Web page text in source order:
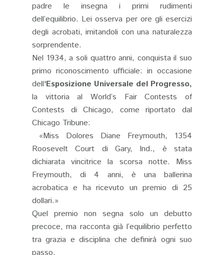
padre le insegna i primi rudimenti
dell’equilibrio. Lei osserva per ore gli esercizi
degli acrobati, imitandoli con una naturalezza
sorprendente.
Nel 1934, a soli quattro anni, conquista il suo
primo riconoscimento ufficiale: in occasione
dell'Esposizione Universale del Progresso,
la vittoria al World’s Fair Contests of
Contests di Chicago, come riportato dal
Chicago Tribune:
«Miss Dolores Diane Freymouth, 1354
Roosevelt Court di Gary, Ind., è stata
dichiarata vincitrice la scorsa notte. Miss
Freymouth, di 4 anni, è una ballerina
acrobatica e ha ricevuto un premio di 25
dollari.»
Quel premio non segna solo un debutto
precoce, ma racconta già l’equilibrio perfetto
tra grazia e disciplina che definirà ogni suo